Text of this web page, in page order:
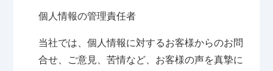
個人情報の管理責任者
当社では、個人情報に対するお客様からのお問
合せ、ご意見、苦情など、お客様の声を真摯に